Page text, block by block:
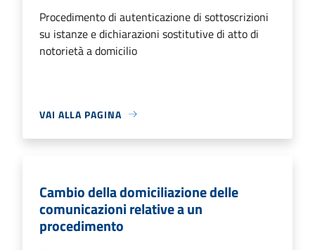
Procedimento di autenticazione di sottoscrizioni
su istanze e dichiarazioni sostitutive di atto di
notorietà a domicilio
VAI ALLA PAGINA
Cambio della domiciliazione delle
comunicazioni relative a un
procedimento